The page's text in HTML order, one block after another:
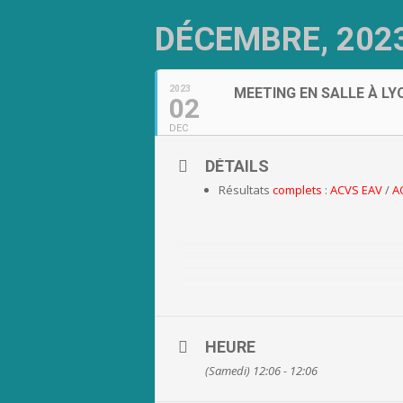
DÉCEMBRE,
2023
02
DEC
MEETING EN SALLE À
DÉTAILS
Résultats complets : ACVS EAV/
HEURE
(Samedi) 12:06 - 12:06